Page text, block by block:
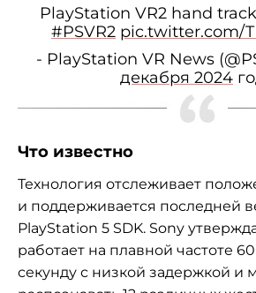
PlayStation VR2 hand
#PSVR2 pic.twitter.com/
- PlayStation VR News
декабря 2024
Что известно
Технология отслеживает
и поддерживается последней
PlayStation 5 SDK. Sony
работает на плавной частоте
секунду с низкой задержкой и